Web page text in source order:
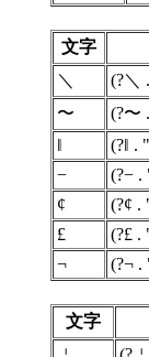
文字
＼
(?＼
〜
(?〜
‖
(?‖ .
−
(?− .
¢
(?¢ .
£
(?£ .
¬
(?¬ .
文字